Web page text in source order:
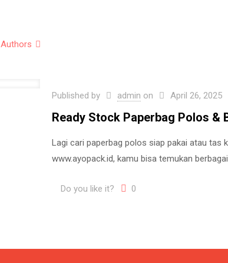
Authors
Published by admin on April 26, 2025
Ready Stock Paperbag Polos &
Lagi cari paperbag polos siap pakai atau tas
www.ayopack.id, kamu bisa temukan
Do you like it? 0